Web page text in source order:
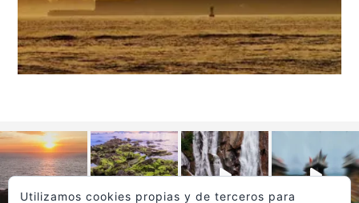
Utilizamos cookies propias y de terceros para